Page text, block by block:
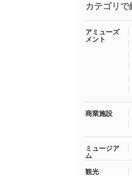
カテゴリで
アミューズ
メント
商業施設
ミュージア
ム
観光